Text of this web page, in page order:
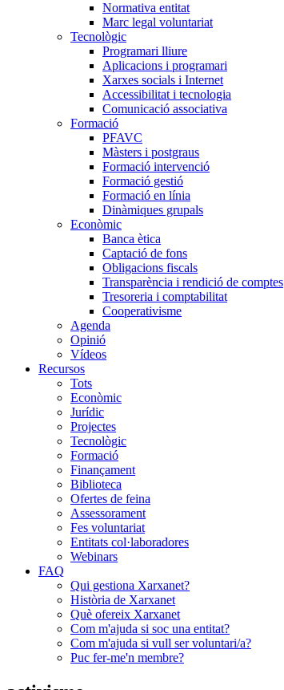
Normativa entitat
Marc legal voluntariat
Tecnològic
Programari lliure
Aplicacions i programari
Xarxes socials i Internet
Accessibilitat i tecnologia
Comunicació associativa
Formació
PFAVC
Màsters i postgraus
Formació intervenció
Formació gestió
Formació en línia
Dinàmiques grupals
Econòmic
Banca ètica
Captació de fons
Obligacions fiscals
Transparència i rendició de comptes
Tresoreria i comptabilitat
Cooperativisme
Agenda
Opinió
Vídeos
Recursos
Tots
Econòmic
Jurídic
Projectes
Tecnològic
Formació
Finançament
Biblioteca
Ofertes de feina
Assessorament
Fes voluntariat
Entitats col·laboradores
Webinars
FAQ
Qui gestiona Xarxanet?
Història de Xarxanet
Què ofereix Xarxanet
Com m'ajuda si soc una entitat?
Com m'ajuda si vull ser voluntari/a?
Puc fer-me'n membre?